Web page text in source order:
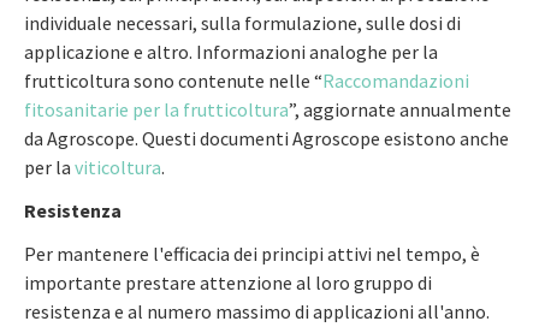
individuale necessari, sulla formulazione, sulle dosi di
applicazione e altro. Informazioni analoghe per la
frutticoltura sono contenute nelle “Raccomandazioni
fitosanitarie per la frutticoltura”, aggiornate annualmente
da Agroscope. Questi documenti Agroscope esistono anche
per la viticoltura.
Resistenza
Per mantenere l'efficacia dei principi attivi nel tempo, è
importante prestare attenzione al loro gruppo di
resistenza e al numero massimo di applicazioni all'anno.